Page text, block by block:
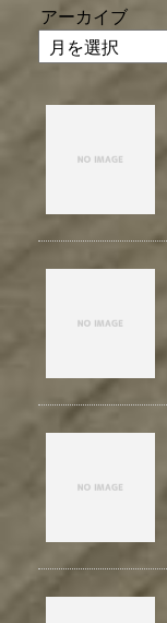
アーカイブ